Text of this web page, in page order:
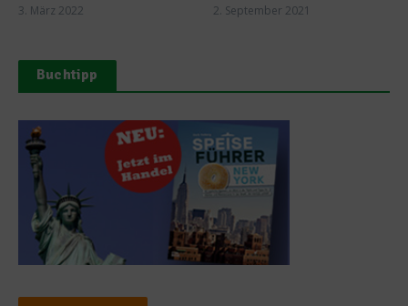
3. März 2022
2. September 2021
Buchtipp